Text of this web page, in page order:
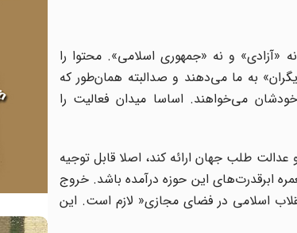
«آزادی» و نه «جمهوری اسلامی». محتوا را
به ما می‌دهند و صدالبته همان‌طور که
می‌خواهند. اساسا میدان فعالیت را
طلب جهان ارائه کند، اصلا قابل توجیه
ابرقدرت‌های این حوزه درآمده باشد. خروج
اسلامی در فضای مجازی« لازم است. این